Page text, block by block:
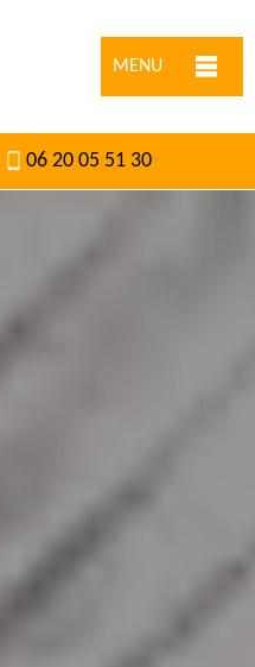
MENU
06 20 05 51 30